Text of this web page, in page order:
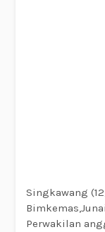
Singkawang
Perwakilan